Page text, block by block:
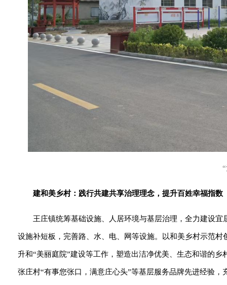
建和美乡村：践行共建共享治理理念，提升百姓幸福指数
王庄镇统筹基础设施、人居环境与基层治理，全力建设
设施补短板，完善路、水、电、网等设施。以和美乡村示范
升和“美丽庭院”建设等工作，塑造出洁净优美、生态和谐的
张庄村“有事您张口，满意庄心头”等基层服务品牌先进经验